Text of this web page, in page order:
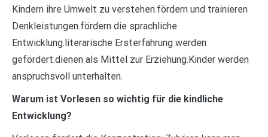
Kindern ihre Umwelt zu verstehen.fördern und trainieren
Denkleistungen.fördern die sprachliche
Entwicklung.literarische Ersterfahrung werden
gefördert.dienen als Mittel zur Erziehung.Kinder werden
anspruchsvoll unterhalten.
Warum ist Vorlesen so wichtig für die kindliche
Entwicklung?